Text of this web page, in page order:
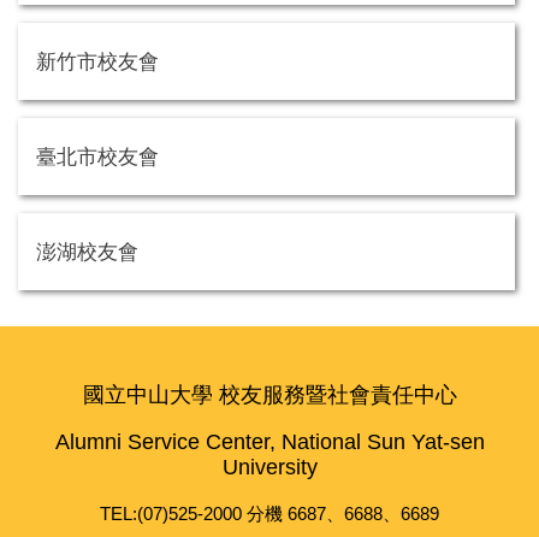
新竹市校友會
臺北市校友會
澎湖校友會
國立中山大學 校友服務暨社會責任中心
Alumni Service Center, National Sun Yat-sen
University
TEL:(07)525-2000 分機 6687、6688、6689